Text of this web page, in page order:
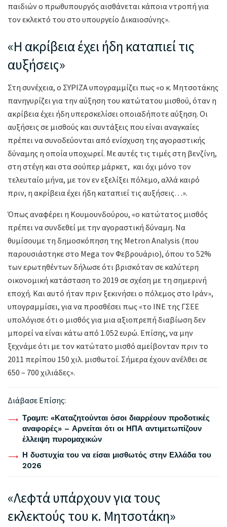
παιδιών ο πρωθυπουργός αισθάνεται κάποια ντροπή για
τον εκλεκτό του στο υπουργείο Δικαιοσύνης».
«Η ακρίβεια έχει ήδη καταπιεί τις
αυξήσεις»
Στη συνέχεια, ο ΣΥΡΙΖΑ υπογραμμίζει πως «ο κ. Μητσοτάκης
πανηγυρίζει για την αύξηση του κατώτατου μισθού, όταν η
ακρίβεια έχει ήδη υπερσκελίσει οποιαδήποτε αύξηση. Οι
αυξήσεις σε μισθούς και συντάξεις που είναι αναγκαίες
πρέπει να συνοδεύονται από ενίσχυση της αγοραστικής
δύναμης η οποία υποχωρεί. Με αυτές τις τιμές στη βενζίνη,
στη στέγη και στα σούπερ μάρκετ, και όχι μόνο τον
τελευταίο μήνα, με τον εν εξελίξει πόλεμο, αλλά καιρό
πριν, η ακρίβεια έχει ήδη καταπιεί τις αυξήσεις…».
Όπως αναφέρει η Κουμουνδούρου, «ο κατώτατος μισθός
πρέπει να συνδεθεί με την αγοραστική δύναμη. Να
θυμίσουμε τη δημοσκόπηση της Metron Analysis (που
παρουσιάστηκε στο Mega τον Φεβρουάριο), όπου το 52%
των ερωτηθέντων δήλωσε ότι βρισκόταν σε καλύτερη
οικονομική κατάσταση το 2019 σε σχέση με τη σημερινή
εποχή. Και αυτό ήταν πριν ξεκινήσει ο πόλεμος στο Ιράν»,
υπογραμμίσει, για να προσθέσει πως «το ΙΝΕ της ΓΣΕΕ
υπολόγισε ότι ο μισθός για μια αξιοπρεπή διαβίωση δεν
μπορεί να είναι κάτω από 1.052 ευρώ. Επίσης, να μην
ξεχνάμε ότι με τον κατώτατο μισθό αμείβονταν πριν το
2011 περίπου 150 χιλ. μισθωτοί. Σήμερα έχουν ανέλθει σε
650 – 700 χιλιάδες».
Διάβασε Επίσης:
Τραμπ: «Καταζητούνται όσοι διαρρέουν προδοτικές
αναφορές» – Αρνείται ότι οι ΗΠΑ αντιμετωπίζουν
έλλειψη πυρομαχικών
Η δυστυχία του να είσαι μισθωτός στην Ελλάδα του
2026
«Λεφτά υπάρχουν για τους
εκλεκτούς του κ. Μητσοτάκη»